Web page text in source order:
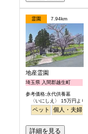
霊園 7.94km
地産霊園
埼玉県 入間郡越生町
参考価格:永代供養墓
〈いにしえ〉 15万円より
ペット 個人・夫婦
詳細を見る